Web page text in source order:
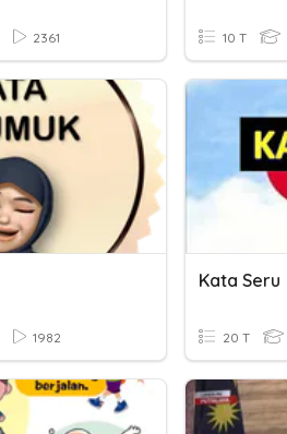
2361 10 T
1982
Kata Seru
20 T